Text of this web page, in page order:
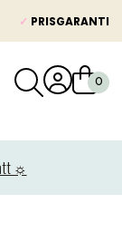
✓ PRISGARANTI
☼